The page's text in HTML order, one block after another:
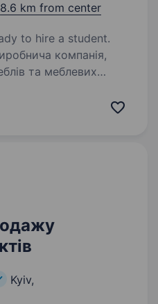
8.6 km from center
to hire a student.
компанія,
та меблевих
Наша команда
Kyiv,